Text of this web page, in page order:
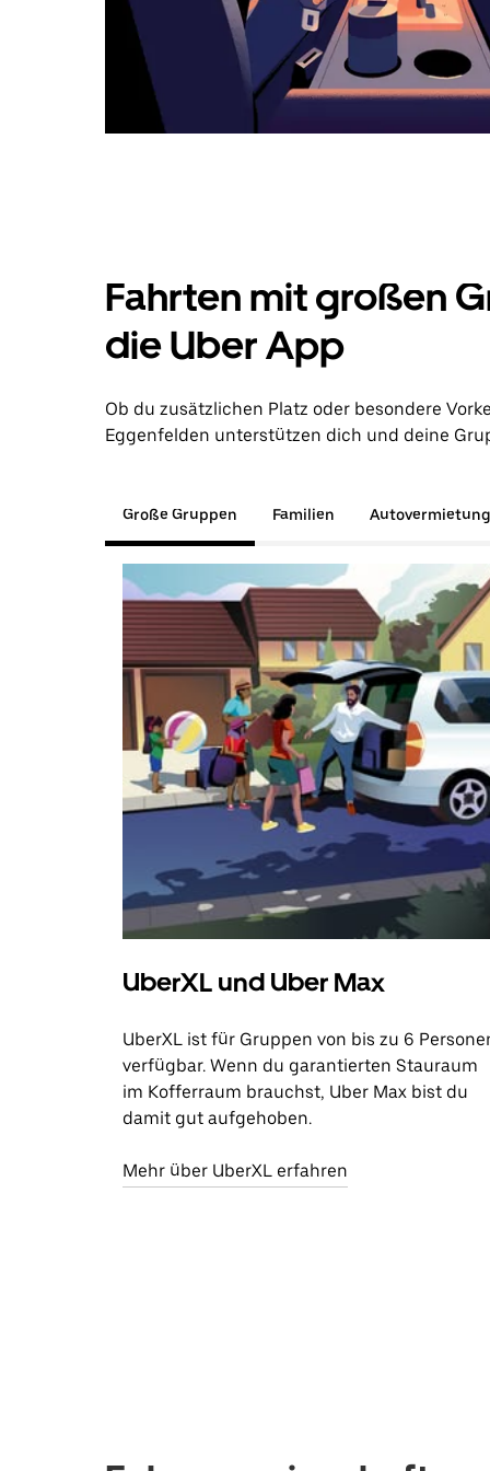
Fahrten mit großen
die Uber App
Ob du zusätzlichen Platz oder besondere
Eggenfelden unterstützen dich und deine
Große Gruppen Familien
UberXL und Uber Max
UberXL ist für Gruppen von bis zu 6
verfügbar. Wenn du garantierten Stauraum
im Kofferraum brauchst, Uber Max bist du
damit gut aufgehoben.
Mehr über UberXL erfahren